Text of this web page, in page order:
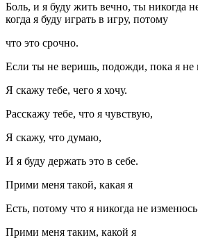
Боль, и я буду жить вечно, ты никогда
когда я буду играть в игру, потому
что это срочно.
Если ты не веришь, подожди, пока я
Я скажу тебе, чего я хочу.
Расскажу тебе, что я чувствую,
Я скажу, что думаю,
И я буду держать это в себе.
Прими меня такой, какая я
Есть, потому что я никогда не
Прими меня таким, какой я